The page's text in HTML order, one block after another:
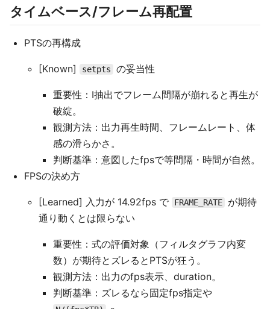
タイムベース/フレーム再配置
PTSの再構成
[Known] setpts の妥当性
重要性：I抽出でフレーム間隔が崩れると再生が
破綻。
観測方法：出力再生時間、フレームレート、体
感の滑らかさ。
判断基準：意図したfpsで等間隔・時間が自然。
FPSの決め方
[Learned] 入力が 14.92fps で FRAME_RATE
が期待
通り動くとは限らない
重要性：式の評価対象（フィルタグラフ内変
数）が期待とズレるとPTSが狂う。
観測方法：出力のfps表示、duration。
判断基準：ズレるなら固定fps指定や